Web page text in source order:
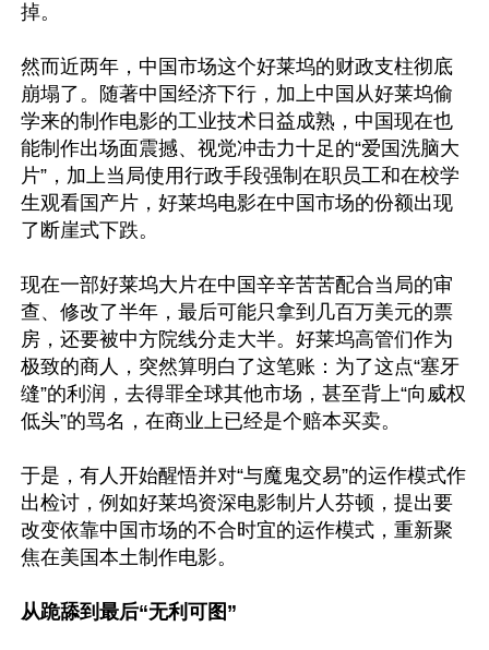
掉。
然而近两年，中国市场这个好莱坞的财政支柱彻底
崩塌了。随著中国经济下行，加上中国从好莱坞偷
学来的制作电影的工业技术日益成熟，中国现在也
能制作出场面震撼、视觉冲击力十足的“爱国洗脑大
片”，加上当局使用行政手段强制在职员工和在校学
生观看国产片，好莱坞电影在中国市场的份额出现
了断崖式下跌。
现在一部好莱坞大片在中国辛辛苦苦配合当局的审
查、修改了半年，最后可能只拿到几百万美元的票
房，还要被中方院线分走大半。好莱坞高管们作为
极致的商人，突然算明白了这笔账：为了这点“塞牙
缝”的利润，去得罪全球其他市场，甚至背上“向威权
低头”的骂名，在商业上已经是个赔本买卖。
于是，有人开始醒悟并对“与魔鬼交易”的运作模式作
出检讨，例如好莱坞资深电影制片人芬顿，提出要
改变依靠中国市场的不合时宜的运作模式，重新聚
焦在美国本土制作电影。
从跪舔到最后“无利可图”